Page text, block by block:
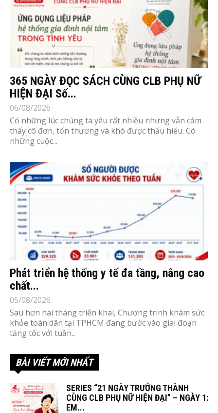
365 NGÀY ĐỌC SÁCH CÙNG CLB PHỤ NỮ
HIỆN ĐẠI Số...
06/08/2026
Có những lúc chúng ta yêu rất nhiều nhưng vẫn cảm
thấy cô đơn, tổn thương và khó được thấu hiểu. Có
những cuộc...
Phát triển hệ thống y tế đa tầng, nâng cao
chất...
05/08/2026
Sau hơn hai tháng triển khai, Chương trình khám sức
khỏe toàn dân tại TPHCM đang bước vào giai đoạn
tăng tốc với tuần...
BÀI VIẾT MỚI NHẤT
SERIES “21 NGÀY TRƯỞNG THÀNH
CÙNG CLB PHỤ NỮ HIỆN ĐẠI” – NGÀY 1:
EM...